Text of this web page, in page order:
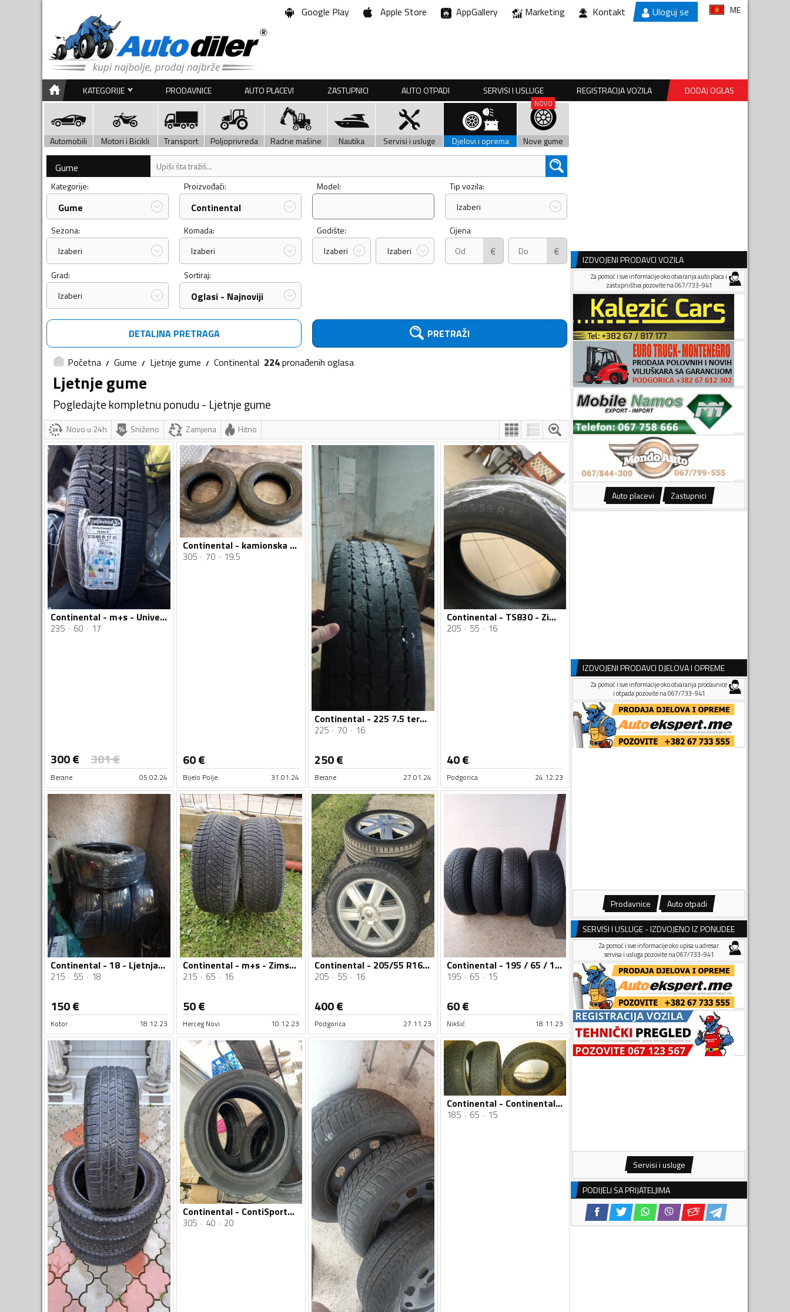
Google Play Apple Store AppGallery Marketing Kontakt Uloguj se ME
KATEGORIJE PRODAVNICE AUTO PLACEVI ZASTUPNICI AUTO OTPADI SERVISI I USLUGE REGISTRACIJA VOZILA DODAJ OGLAS
Automobili Motori i Bicikli Transport Poljoprivreda Radne mašine Nautika Servisi i usluge Djelovi i oprema Nove gume
Gume
Kategorije:
Gume
Proizvođači:
Continental
Model:
Tip vozila:
Izaberi
Sezona:
Izaberi
Komada:
Izaberi
Godište:
Izaberi
Izaberi
Cijena
€ €
Grad:
Izaberi
Sortiraj:
Oglasi - Najnoviji
DETALJNA PRETRAGA PRETRAŽI
Početna Gume Ljetnje gume Continental 224pronađenih oglasa
Ljetnje gume
Pogledajte kompletnu ponudu - Ljetnje gume
Novo u 24h Sniženo Zamjena Hitno
Continental - m+s - Univerzalna guma
235 60 17
300€ 301€
Berane 05.02.24
Continental - kamionska - Univerzalna guma
305 70 19.5
60€
Bijelo Polje 31.01.24
Continental - 225 7.5 teretne - Univerzalna guma
225 70 16
250€
Berane 27.01.24
Continental - TS830 - Zimska guma
205 55 16
40€
Podgorica 24.12.23
Continental - 18 - Ljetnja guma
215 55 18
150€
Kotor 18.12.23
Continental - m+s - Zimska guma
215 65 16
50€
Herceg Novi 10.12.23
Continental - 205/55 R16 - Ljetnja guma
205 55 16
400€
Podgorica 27.11.23
Continental - 195 / 65 / 15 - Univerzalna guma
195 65 15
60€
Nikšić 18.11.23
Continental - ContiSportContact - Ljetnja guma
305 40 20
Continental - Continental 2 gume dimenzija 185/65 R15 - Univerzalna guma
185 65 15
IZDVOJENI PRODAVCI VOZILA
Za pomoć i sve informacije oko otvaranja auto placa i
zastupništva pozovite na 067/733-941
Auto placevi Zastupnici
IZDVOJENI PRODAVCI DJELOVA I OPREME
Za pomoć i sve informacije oko otvaranja prodavnice
i otpada pozovite na 067/733-941
Prodavnice Auto otpadi
SERVISI I USLUGE - IZDVOJENO IZ PONUDEE
Za pomoć i sve informacije oko upisa u adresar
servisa i usluga pozovite na 067/733-941
Servisi i usluge
PODIJELI SA PRIJATELJIMA